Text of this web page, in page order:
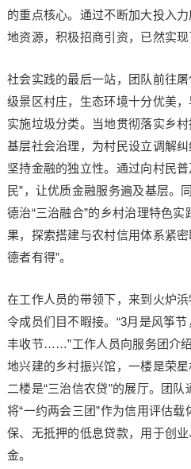
的重点核心。通过不断加大投入
地资源，积极招商引资，已然实现
社会实践的最后一站，团队前往
级景区村庄，生态环境十分优美
实施垃圾分类。当地贯彻落实乡
基层社会治理，为村民设立调解
坚持金融的独立性。通过向村民
民”，让优质金融服务遍及基层。
德治“三治融合”的乡村治理特色
果，探索搭建与农村信用体系紧
德者有得”。
在工作人员的带领下，来到火炉
令成员们目不暇接。“3月是风筝
丰收节……”工作人员向服务团介
地兴建的乡村振兴馆，一楼是荣
二楼是“三治信农贷”的展厅。团
将“一约两会三团”作为信用评估
保、无抵押的低息贷款，用于创
金。